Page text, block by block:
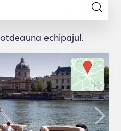
echipajul.